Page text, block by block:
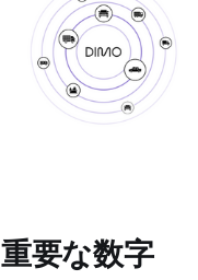
重要な数字